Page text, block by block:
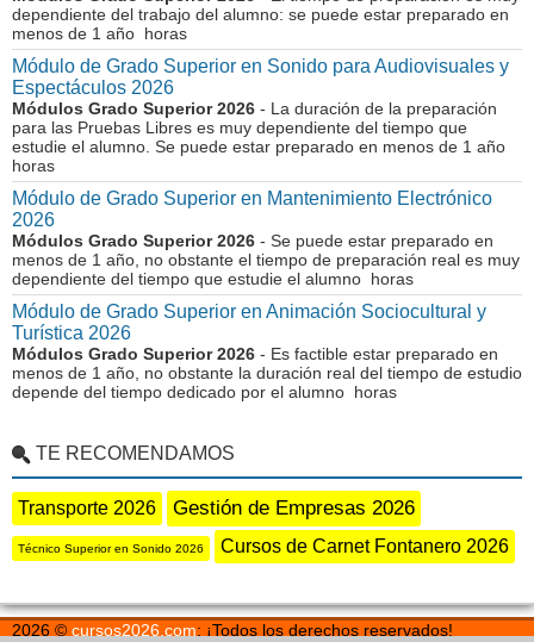
dependiente del trabajo del alumno: se puede estar preparado en
menos de 1 año horas
Módulo de Grado Superior en Sonido para Audiovisuales y
Espectáculos 2026
Módulos Grado Superior 2026 - La duración de la preparación
para las Pruebas Libres es muy dependiente del tiempo que
estudie el alumno. Se puede estar preparado en menos de 1 año
horas
Módulo de Grado Superior en Mantenimiento Electrónico
2026
Módulos Grado Superior 2026 - Se puede estar preparado en
menos de 1 año, no obstante el tiempo de preparación real es muy
dependiente del tiempo que estudie el alumno horas
Módulo de Grado Superior en Animación Sociocultural y
Turística 2026
Módulos Grado Superior 2026 - Es factible estar preparado en
menos de 1 año, no obstante la duración real del tiempo de estudio
depende del tiempo dedicado por el alumno horas
TE RECOMENDAMOS
Transporte 2026 Gestión de Empresas 2026
Técnico Superior en Sonido 2026 Cursos de Carnet Fontanero 2026
2026 © cursos2026.com: ¡Todos los derechos reservados!